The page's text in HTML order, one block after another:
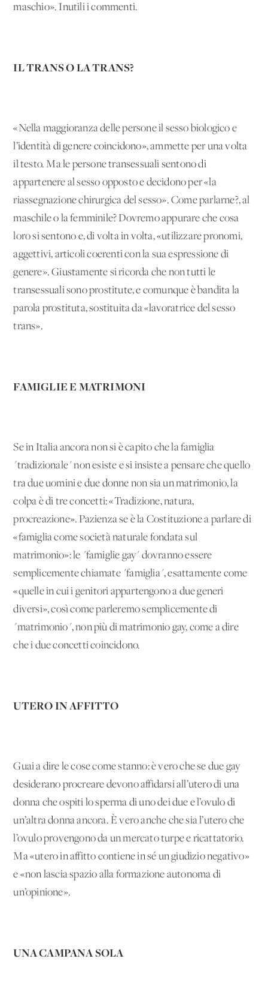
maschio». Inutili i commenti.
IL TRANS O LA TRANS?
«Nella maggioranza delle persone il sesso biologico e
l’identità di genere coincidono», ammette per una volta
il testo. Ma le persone transessuali sentono di
appartenere al sesso opposto e decidono per «la
riassegnazione chirurgica del sesso». Come parlarne?, al
maschile o la femminile? Dovremo appurare che cosa
loro si sentono e, di volta in volta, «utilizzare pronomi,
aggettivi, articoli coerenti con la sua espressione di
genere». Giustamente si ricorda che non tutti le
transessuali sono prostitute, e comunque è bandita la
parola prostituta, sostituita da «lavoratrice del sesso
trans».
FAMIGLIE E MATRIMONI
Se in Italia ancora non si è capito che la famiglia
"tradizionale" non esiste e si insiste a pensare che quello
tra due uomini e due donne non sia un matrimonio, la
colpa è di tre concetti: «Tradizione, natura,
procreazione». Pazienza se è la Costituzione a parlare di
«famiglia come società naturale fondata sul
matrimonio»: le "famiglie gay" dovranno essere
semplicemente chiamate "famiglia", esattamente come
«quelle in cui i genitori appartengono a due generi
diversi», così come parleremo semplicemente di
"matrimonio", non più di matrimonio gay, come a dire
che i due concetti coincidono.
UTERO IN AFFITTO
Guai a dire le cose come stanno: è vero che se due gay
desiderano procreare devono affidarsi all’utero di una
donna che ospiti lo sperma di uno dei due e l’ovulo di
un’altra donna ancora. È vero anche che sia l’utero che
l’ovulo provengono da un mercato turpe e ricattatorio.
Ma «utero in affitto contiene in sé un giudizio negativo»
e «non lascia spazio alla formazione autonoma di
un’opinione».
UNA CAMPANA SOLA